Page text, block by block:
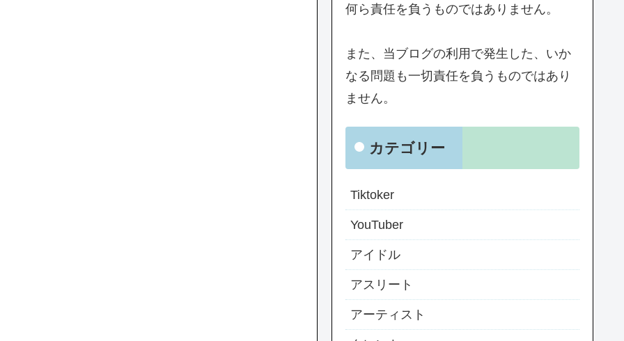
何ら責任を負うものではありません。
また、当ブログの利用で発生した、いか
なる問題も一切責任を負うものではあり
ません。
カテゴリー
Tiktoker
YouTuber
アイドル
アスリート
アーティスト